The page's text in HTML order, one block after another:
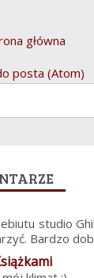
główna
posta (Atom)
studio
Bardzo